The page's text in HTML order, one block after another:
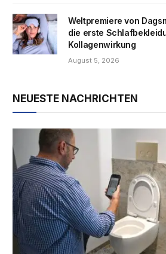
Weltpremiere von
die erste
Kollagenwirkung
August 5, 2026
NEUESTE NACHRICHTEN